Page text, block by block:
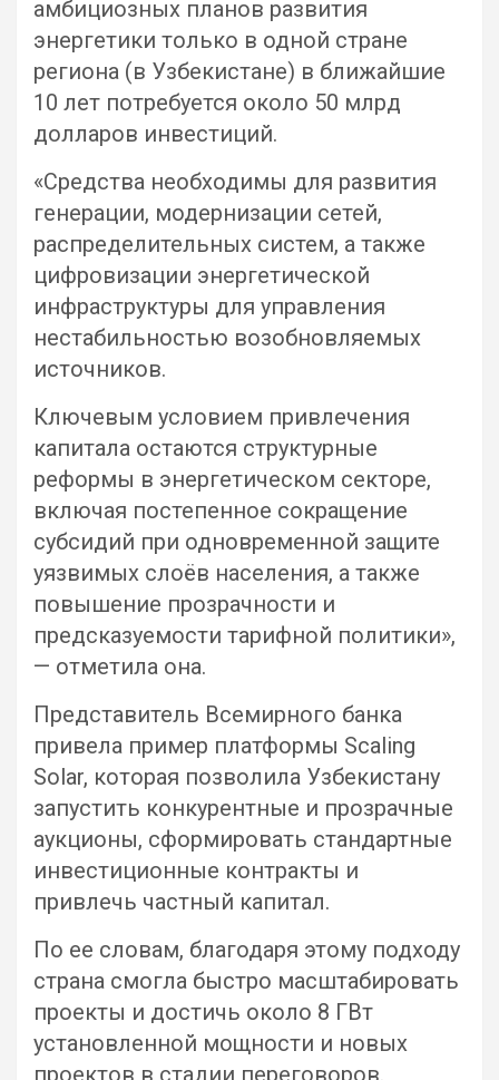
амбициозных планов развития
энергетики только в одной стране
региона (в Узбекистане) в ближайшие
10 лет потребуется около 50 млрд
долларов инвестиций.
«Средства необходимы для развития
генерации, модернизации сетей,
распределительных систем, а также
цифровизации энергетической
инфраструктуры для управления
нестабильностью возобновляемых
источников.
Ключевым условием привлечения
капитала остаются структурные
реформы в энергетическом секторе,
включая постепенное сокращение
субсидий при одновременной защите
уязвимых слоёв населения, а также
повышение прозрачности и
предсказуемости тарифной политики»,
— отметила она.
Представитель Всемирного банка
привела пример платформы Scaling
Solar, которая позволила Узбекистану
запустить конкурентные и прозрачные
аукционы, сформировать стандартные
инвестиционные контракты и
привлечь частный капитал.
По ее словам, благодаря этому подходу
страна смогла быстро масштабировать
проекты и достичь около 8 ГВт
установленной мощности и новых
проектов в стадии переговоров.